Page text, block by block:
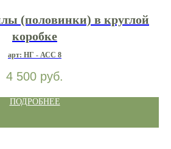
(половинки) в круглой
коробке
арт: НГ - АСС 8
4 500 руб.
ПОДРОБНЕЕ